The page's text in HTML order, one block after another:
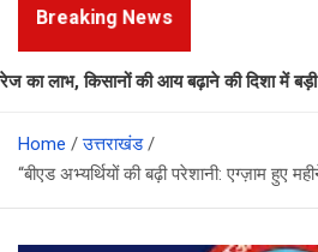
Breaking News
किसानों की आय बढ़ाने की दिशा में बड़ी पहल
Home
उत्तराखंड
“बीएड अभ्यर्थियों की बढ़ी परेशानी: एग्ज़ाम हुए